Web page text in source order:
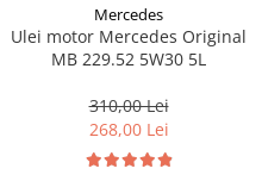
Mercedes
Ulei motor Mercedes Original
MB 229.52 5W30 5L
310,00 Lei
268,00 Lei